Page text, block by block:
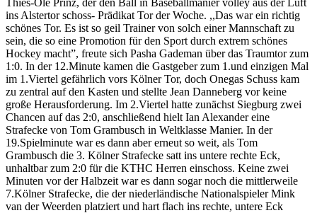
Thies-Ole Prinz, der den Ball in Baseballmanier volley aus der Luft
ins Alstertor schoss- Prädikat Tor der Woche. ,,Das war ein richtig
schönes Tor. Es ist so geil Trainer von solch einer Mannschaft zu
sein, die so eine Promotion für den Sport durch extrem schönes
Hockey macht”, freute sich Pasha Gademan über das Traumtor zum
1:0. In der 12.Minute kamen die Gastgeber zum 1.und einzigen Mal
im 1.Viertel gefährlich vors Kölner Tor, doch Onegas Schuss kam
zu zentral auf den Kasten und stellte Jean Danneberg vor keine
große Herausforderung. Im 2.Viertel hatte zunächst Siegburg zwei
Chancen auf das 2:0, anschließend hielt Ian Alexander eine
Strafecke von Tom Grambusch in Weltklasse Manier. In der
19.Spielminute war es dann aber erneut so weit, als Tom
Grambusch die 3. Kölner Strafecke satt ins untere rechte Eck,
unhaltbar zum 2:0 für die KTHC Herren einschoss. Keine zwei
Minuten vor der Halbzeit war es dann sogar noch die mittlerweile
7.Kölner Strafecke, die der niederländische Nationalspieler Mink
van der Weerden platziert und hart flach ins rechte, untere Eck